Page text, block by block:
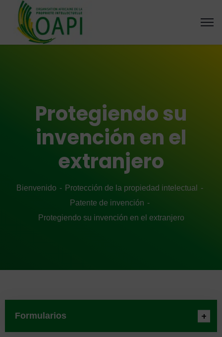
Protegiendo su
invención en el
extranjero
Bienvenido
Protección de la propiedad intelectual
Patente de invención
Protegiendo su invención en el extranjero
Formularios